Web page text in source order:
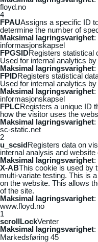
floyd.no
4
FPAUAssigns a specific ID
determine the number of
Maksimal lagringsvarighet:
informasjonskapsel
FPGSIDRegisters statistical
Used for internal analytics
Maksimal lagringsvarighet:
FPIDRegisters statistical
Used for internal analytics
Maksimal lagringsvarighet:
informasjonskapsel
FPLCRegisters a unique ID
how the visitor uses the
Maksimal lagringsvarighet:
sc-static.net
2
u_scsidRegisters data on
internal analysis and website
Maksimal lagringsvarighet
X-ABThis cookie is used by
multi-variate testing. This is
on the website. This allows
of the site.
Maksimal lagringsvarighet:
www.floyd.no
1
scrollLockVenter
Maksimal lagringsvarighet
Markedsføring 45